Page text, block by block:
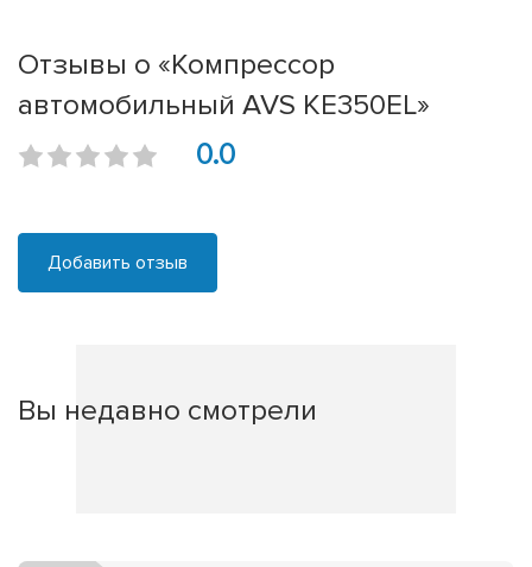
Отзывы о «Компрессор
автомобильный AVS KE350EL»
0.0
Добавить отзыв
Вы недавно смотрели